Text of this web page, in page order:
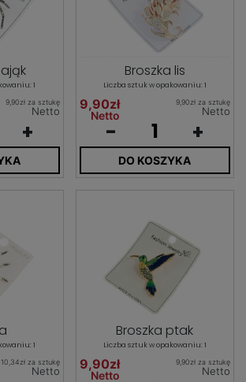
1
9,90zł za sztukę
Netto
+
Broszka lis
Liczba sztuk w opakowaniu: 1
9,90zł
Netto
9,90zł za sztukę
Netto
- +
DO KOSZYKA
1
10,34zł za sztukę
Netto
Broszka ptak
Liczba sztuk w opakowaniu: 1
9,90zł
Netto
9,90zł za sztukę
Netto